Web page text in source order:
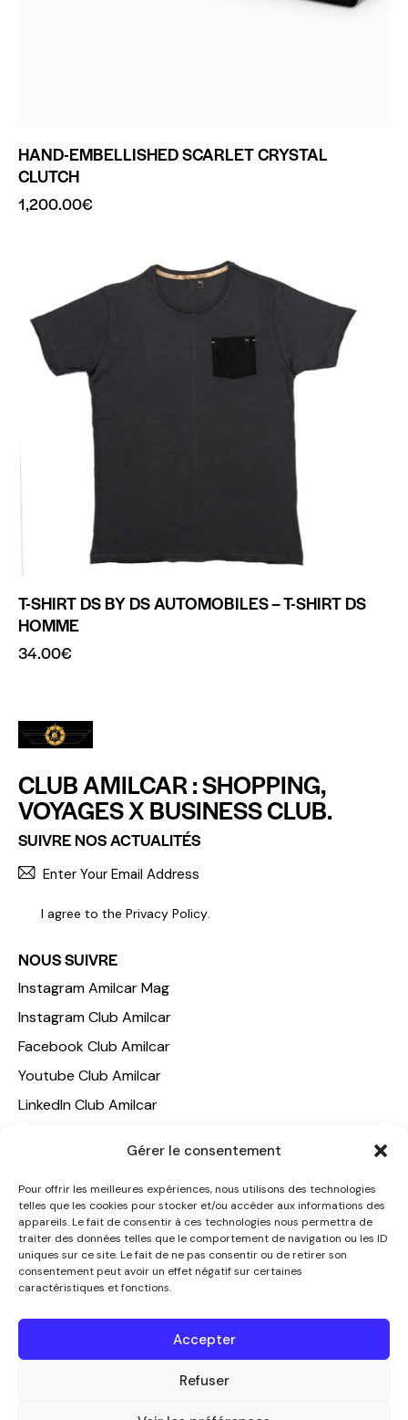
Gérer le consentement
Pour offrir les meilleures expériences, nous utilisons des technologies
telles que les cookies pour stocker et/ou accéder aux informations des
appareils. Le fait de consentir à ces technologies nous permettra de
traiter des données telles que le comportement de navigation ou les ID
uniques sur ce site. Le fait de ne pas consentir ou de retirer son
consentement peut avoir un effet négatif sur certaines
caractéristiques et fonctions.
Accepter
Refuser
HAND-EMBELLISHED SCARLET CRYSTAL
CLUTCH
1,200.00€
T-SHIRT DS BY DS AUTOMOBILES – T-SHIRT DS
HOMME
34.00€
CLUB AMILCAR : SHOPPING,
VOYAGES X BUSINESS CLUB.
SUIVRE NOS ACTUALITÉS
I agree to the Privacy Policy.
NOUS SUIVRE
Instagram Amilcar Mag
Instagram Club Amilcar
Facebook Club Amilcar
Youtube Club Amilcar
LinkedIn Club Amilcar
NOTRE GROUPE
ACCUEIL
AMILCAR TRAVEL CLUB
CLUB AMILCAR, Club d'affaires international
AGENCE MEDIANE
CONTACT
+33 7 49 60 92 02